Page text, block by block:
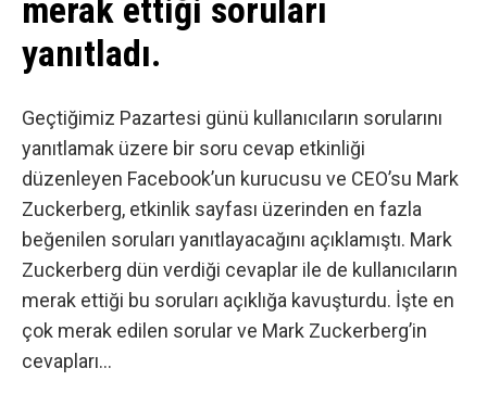
merak ettiği soruları
yanıtladı.
Geçtiğimiz Pazartesi günü kullanıcıların sorularını
yanıtlamak üzere bir soru cevap etkinliği
düzenleyen Facebook’un kurucusu ve CEO’su Mark
Zuckerberg, etkinlik sayfası üzerinden en fazla
beğenilen soruları yanıtlayacağını açıklamıştı. Mark
Zuckerberg dün verdiği cevaplar ile de kullanıcıların
merak ettiği bu soruları açıklığa kavuşturdu. İşte en
çok merak edilen sorular ve Mark Zuckerberg’in
cevapları…